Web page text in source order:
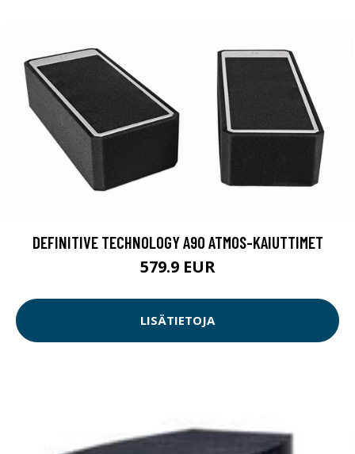
DEFINITIVE TECHNOLOGY A90 ATMOS-KAIUTTIMET
579.9 EUR
LISÄTIETOJA